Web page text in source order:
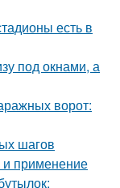
есть в
под окнами, а
ворот:
шагов
и применение